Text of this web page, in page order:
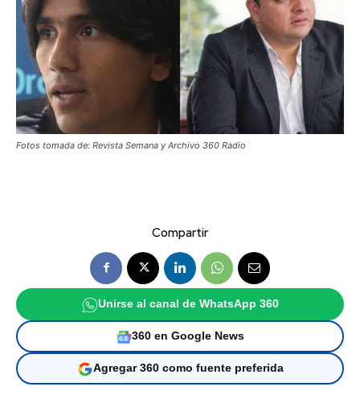
Fotos tomada de: Revista Semana y Archivo 360 Radio
Compartir
Unirse al canal de WhatsApp 360
360 en Google News
Agregar 360 como fuente preferida